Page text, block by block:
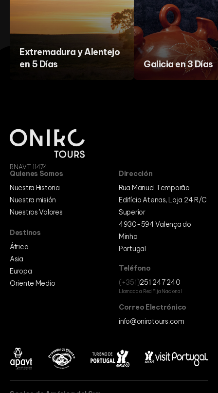
Extremadura y Alentejo
en 5 Días
Galicia en 3 Días
RNAVT 11474
Dirección
Rua Manuel Temporão
Edifício Atenas, Loja 24 R/C
Superior
4930-594 Valença do
Minho
Portugal
Teléfono
(+351)251 247 240
Llamada a Red Fija Nacional
Correo Electrónico
info@onirotours.com
Quienes Somos
Nuestra Historia
Nuestra misión
Nuestros Valores
Destinos
África
Asia
Europa
Oriente Medio